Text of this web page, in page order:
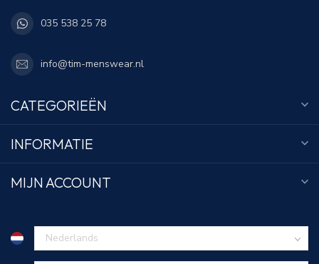
035 538 25 78
info@tim-menswear.nl
CATEGORIEËN
INFORMATIE
MIJN ACCOUNT